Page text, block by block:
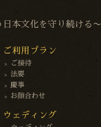
本文化を守り続ける〜
ご利用プラン
ご接待
法要
慶事
お顔合わせ
ウェディング